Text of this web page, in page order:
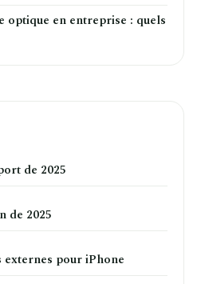
optique en entreprise : quels
de 2025
de 2025
pour iPhone